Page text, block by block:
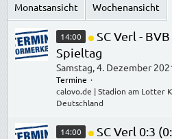
Monatsansicht Wochenansicht
14:00
SC Verl -
Spieltag
Samstag, 4. Dezember
Termine
calovo.de | Stadion am Lotter
Deutschland
14:00 SC Verl 0:3